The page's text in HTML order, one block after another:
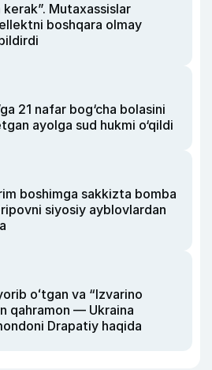
Mutaxassislar
boshqara olmay
21 nafar bog‘cha bolasini
ayolga sud hukmi o‘qildi
boshimga sakkizta bomba
siyosiy ayblovlardan
oʻtgan va “Izvarino
qahramon — Ukraina
Drapatiy haqida